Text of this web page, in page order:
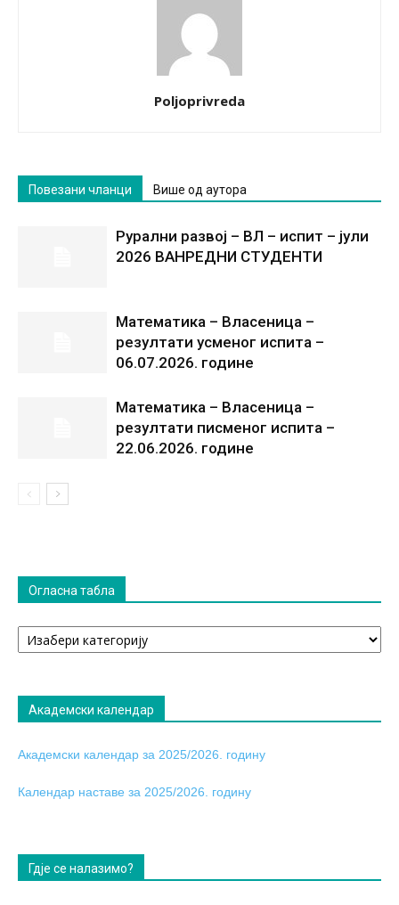
Poljoprivreda
Повезани чланци Више од аутора
Рурални развој – ВЛ – испит – јули
2026 ВАНРЕДНИ СТУДЕНТИ
Математика – Власеница –
резултати усменог испита –
06.07.2026. године
Математика – Власеница –
резултати писменог испита –
22.06.2026. године
Огласна табла
Огласна
табла
Академски календар
Академски календар за 2025/2026. годину
Календар наставе за 2025/2026. годину
Гдје се налазимо?